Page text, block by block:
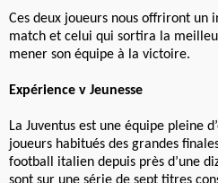
Ces deux joueurs nous offriront un
match et celui qui sortira la
mener son équipe à la victoire.
Expérience v Jeunesse
La Juventus est une équipe pleine
joueurs habitués des grandes
football italien depuis près d’une